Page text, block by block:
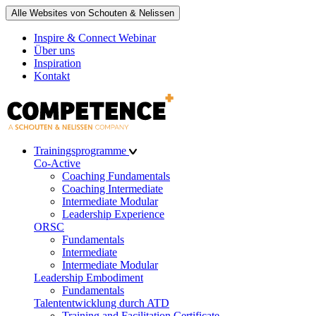
Alle Websites von Schouten & Nelissen
Inspire & Connect Webinar
Über uns
Inspiration
Kontakt
Trainingsprogramme
Co-Active
Coaching Fundamentals
Coaching Intermediate
Intermediate Modular
Leadership Experience
ORSC
Fundamentals
Intermediate
Intermediate Modular
Leadership Embodiment
Fundamentals
Talententwicklung durch ATD